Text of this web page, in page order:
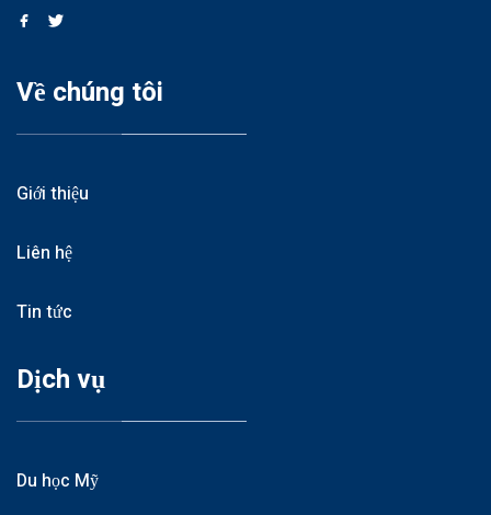
Về chúng tôi
Giới thiệu
Liên hệ
Tin tức
Dịch vụ
Du học Mỹ